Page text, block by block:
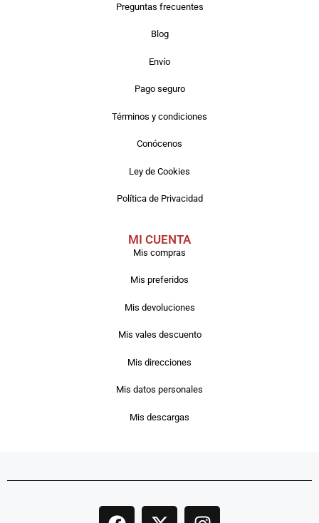
Preguntas frecuentes
Blog
Envío
Pago seguro
Términos y condiciones
Conócenos
Ley de Cookies
Política de Privacidad
MI CUENTA
Mis compras
Mis preferidos
Mis devoluciones
Mis vales descuento
Mis direcciones
Mis datos personales
Mis descargas